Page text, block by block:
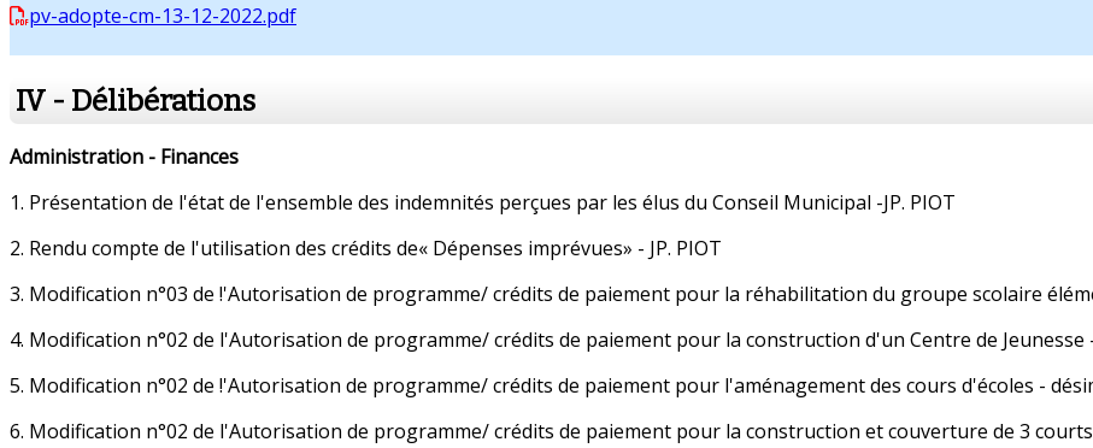
pv-adopte-cm-13-12-2022.pdf
IV - Délibérations
Administration - Finances
1. Présentation de l'état de l'ensemble des indemnités perçues par les élus du Conseil Municipal -JP. PIOT
2. Rendu compte de l'utilisation des crédits de« Dépenses imprévues» - JP. PIOT
3. Modification n°03 de !'Autorisation de programme/ crédits de paiement pour la réhabilitation du groupe scolaire
4. Modification n°02 de l'Autorisation de programme/ crédits de paiement pour la construction d'un Centre de Jeunesse -
5. Modification n°02 de !'Autorisation de programme/ crédits de paiement pour l'aménagement des cours d'écoles -
6. Modification n°02 de l'Autorisation de programme/ crédits de paiement pour la construction et couverture de 3 courts